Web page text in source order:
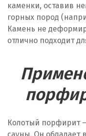
каменки, оставив
горных пород
Камень не
отлично подходит
Колотый порфирит